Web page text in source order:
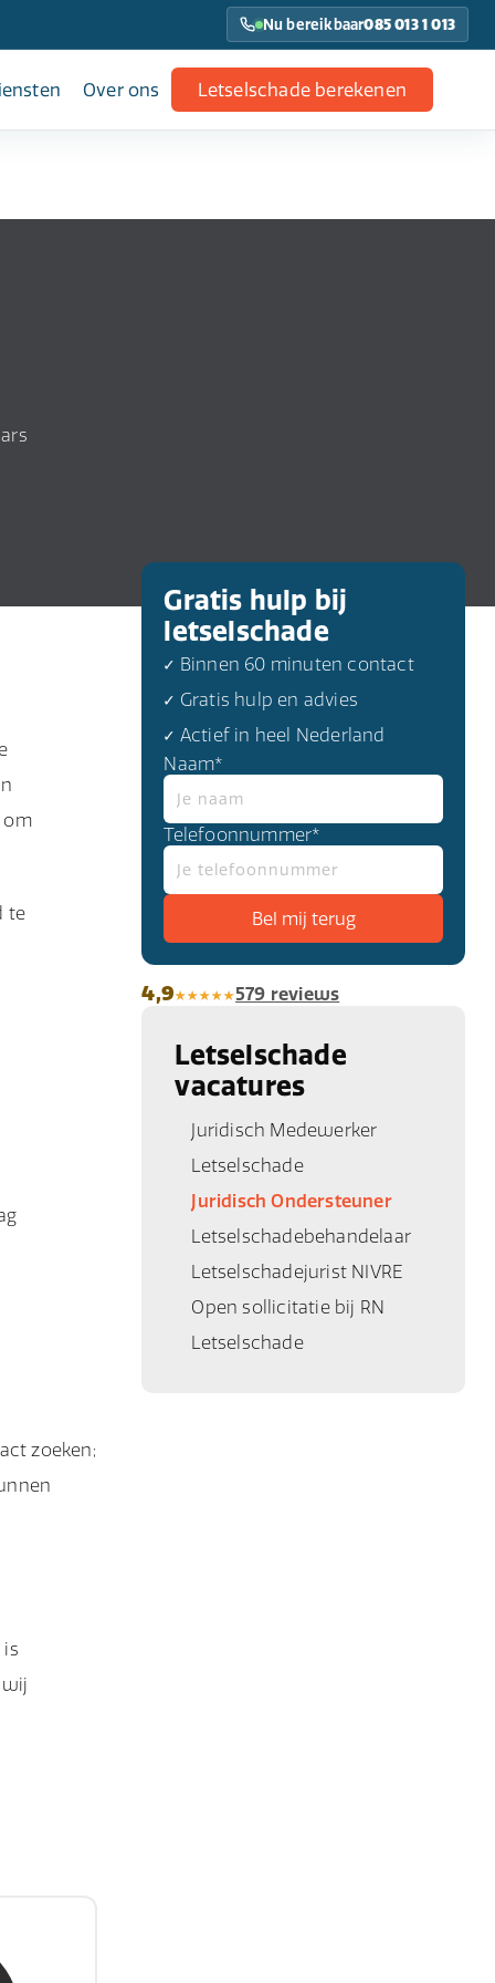
Nu bereikbaar085 013 1 013
Over ons Letselschade berekenen
om
te
zoeken;
wij
Gratis hulp bij
letselschade
✓ Binnen 60 minuten contact
✓ Gratis hulp en advies
✓ Actief in heel Nederland
Naam*
Telefoonnummer*
4,9 579 reviews
Letselschade
vacatures
Juridisch Medewerker
Letselschade
Juridisch Ondersteuner
Letselschadebehandelaar
Letselschadejurist NIVRE
Open sollicitatie bij RN
Letselschade